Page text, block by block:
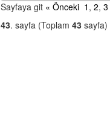
Sayfaya git « Önceki 1 , 2, 3
43. sayfa (Toplam 43 sayfa)